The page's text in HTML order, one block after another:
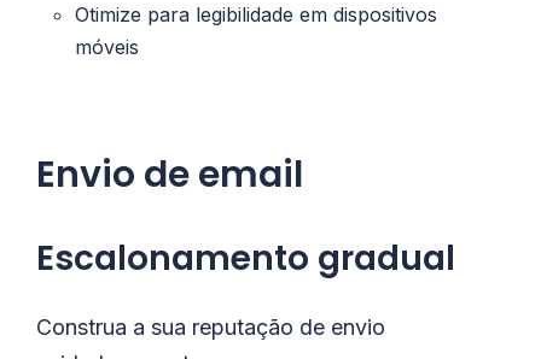
Otimize para legibilidade em dispositivos
móveis
Envio de email
Escalonamento gradual
Construa a sua reputação de envio